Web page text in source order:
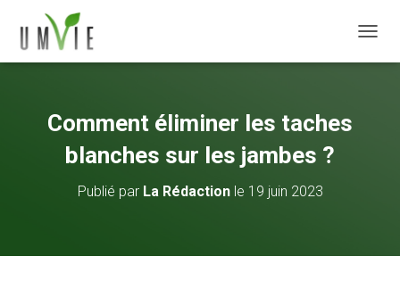
Comment éliminer les taches
blanches sur les jambes ?
Publié par La Rédactionle 19 juin 2023